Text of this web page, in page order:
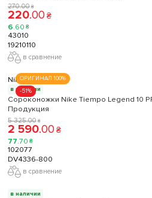
270.00 ₴
220.00 ₴
6.60 ₴
43010
19210110
в сравнение
ОРИГИНАЛ 100%
-51%
Nike
в наличии
Сороконожки Nike Tiempo Legend 10
Продукция
5 325.00 ₴
2 590.00 ₴
77.70 ₴
102077
DV4336-800
в сравнение
в наличии